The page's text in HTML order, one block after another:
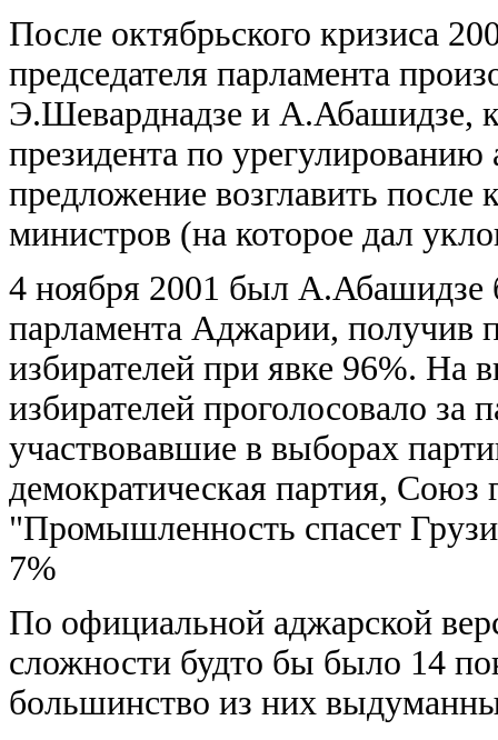
После октябрьского кризиса
председателя парламента
Э.Шеварднадзе и А.Абашидзе,
президента по урегулированию
предложение возглавить
министров (на которое дал
4 ноября 2001 был А.Абашидзе
парламента Аджарии, получив
избирателей при явке 96%. На
избирателей проголосовало
участвовавшие в выборах
демократическая партия, Союз
"Промышленность спасет
7%
По официальной аджарской
сложности будто бы было 14
большинство из них